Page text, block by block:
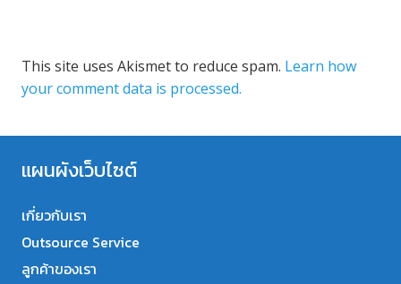
This site uses Akismet to reduce spam. Learn how
your comment data is processed.
แผนผังเว็บไซต์
เกี่ยวกับเรา
Outsource Service
ลูกค้าของเรา